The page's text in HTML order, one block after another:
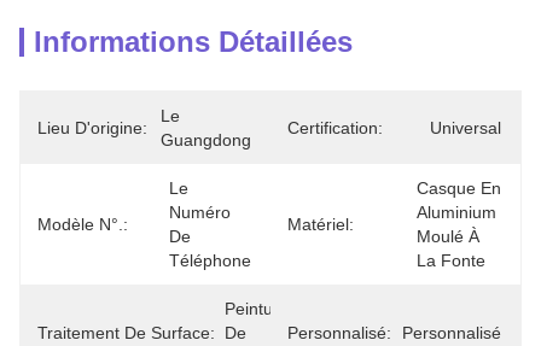
Informations Détaillées
Lieu D'origine:
Le
Guangdong
Certification: Universal
Modèle N°.:
Le
Numéro
De
Téléphone
Matériel:
Casque En
Aluminium
Moulé À
La Fonte
Traitement De Surface:
Peinture
De
Personnalisé: Personnalisé